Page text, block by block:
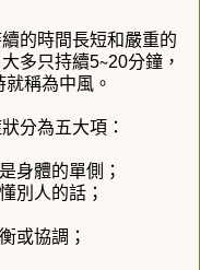
的時間長短和嚴重的
多只持續5∼20分鐘，
稱為中風。
分為五大項：
身體的單側；
別人的話；
或協調；